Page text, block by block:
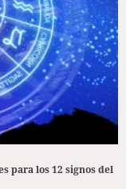
para los 12 signos del